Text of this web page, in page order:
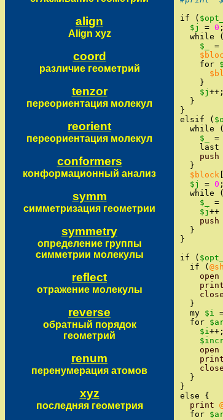
align
Align xyz
coord
различие геометрий
tenzor
переориентация молекул
reorient
переориентация молекул
conformers
конформационный анализ
symm
симметризация геометрии
symmetry
определение группы
симметрии молекулы
reflect
отражение молекулы
reverse
обратный порядок
геометрий
renum
перенумерация атомов
xyz
последняя геометрия
if
(
$j
= 0 ;
while
(
$_
=
for
}
$j ++ ;
}
}
elsif
(
while
(
$_
=
last
push
}
$block
$j
= 0 ;
while
(
$_
=
$j ++
push
}
}
if
(
if
(
open
print
close
}
my $i
for
$i++ ;
open
print
close
}
}
else
{
print
for